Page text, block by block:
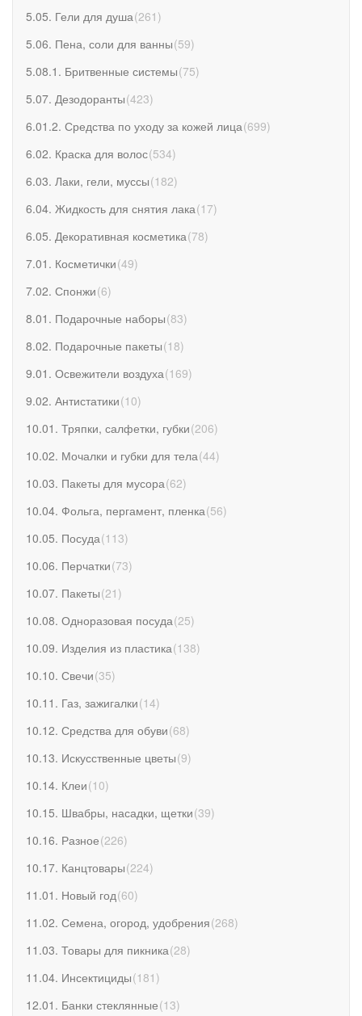
5.05. Гели для душа(261 )
5.06. Пена, соли для ванны(59)
5.08.1. Бритвенные системы(75)
5.07. Дезодоранты(423)
6.01.2. Средства по уходу за кожей лица(699)
6.02. Краска для волос(534)
6.03. Лаки, гели, муссы(182)
6.04. Жидкость для снятия лака(17)
6.05. Декоративная косметика(78)
7.01. Косметички(49)
7.02. Спонжи(6)
8.01. Подарочные наборы(83)
8.02. Подарочные пакеты(18)
9.01. Освежители воздуха(169)
9.02. Антистатики(10)
10.01. Тряпки, салфетки, губки(206)
10.02. Мочалки и губки для тела(44)
10.03. Пакеты для мусора(62)
10.04. Фольга, пергамент, пленка(56)
10.05. Посуда(113)
10.06. Перчатки(73)
10.07. Пакеты(21 )
10.08. Одноразовая посуда(25)
10.09. Изделия из пластика(138)
10.10. Свечи(35)
10.11. Газ, зажигалки(14)
10.12. Средства для обуви(68)
10.13. Искусственные цветы(9)
10.14. Клеи(10)
10.15. Швабры, насадки, щетки(39)
10.16. Разное(226)
10.17. Канцтовары(224)
11.01. Новый год(60)
11.02. Семена, огород, удобрения(268)
11.03. Товары для пикника(28)
11.04. Инсектициды(181 )
12.01. Банки стеклянные(13)